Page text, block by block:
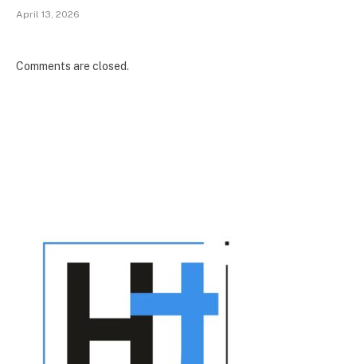
April 13, 2026
Comments are closed.